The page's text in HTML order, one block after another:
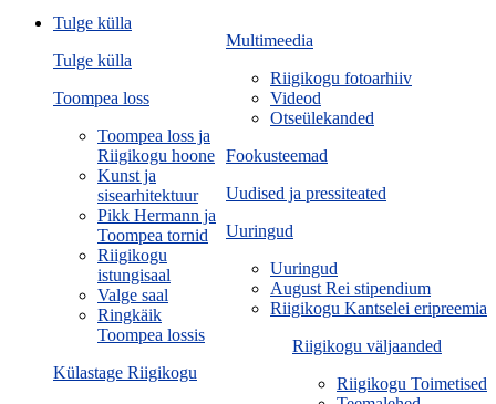
Multimeedia
Riigikogu fotoarhiiv
Videod
Otseülekanded
Fookusteemad
Uudised ja pressiteated
Uuringud
Uuringud
August Rei stipendium
Riigikogu Kantselei eripreemia
Riigikogu väljaanded
Riigikogu Toimetised
Tulge külla
Tulge külla
Toompea loss
Toompea loss ja
Riigikogu hoone
Kunst ja
sisearhitektuur
Pikk Hermann ja
Toompea tornid
Riigikogu
istungisaal
Valge saal
Ringkäik
Toompea lossis
Külastage Riigikogu